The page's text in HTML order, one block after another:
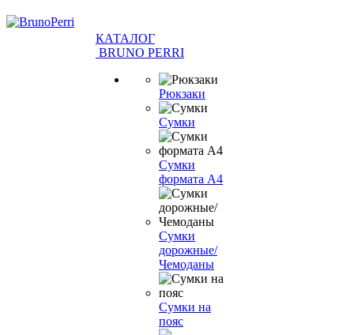
КАТАЛОГ
BRUNO PERRI
Рюкзаки
Сумки
Сумки
формата А4
Сумки
дорожные/
Чемоданы
Сумки на
пояс